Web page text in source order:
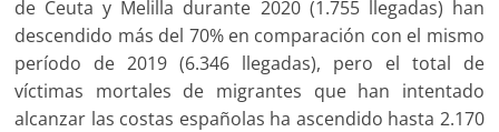
de Ceuta y Melilla durante 2020 (1.755 llegadas) han
descendido más del 70% en comparación con el mismo
período de 2019 (6.346 llegadas), pero el total de
víctimas mortales de migrantes que han intentado
alcanzar las costas españolas ha ascendido hasta 2.170